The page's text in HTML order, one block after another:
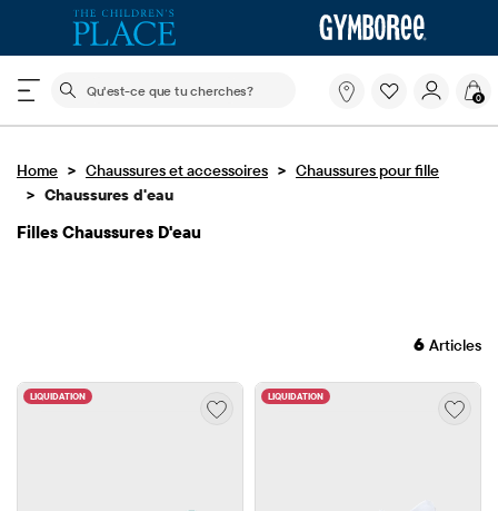
Le champ de recherche ci-dessous filtre les
Qu'est-
que
cherches?
0
Home > Chaussures et accessoires > Chaussures pour fille
> Chaussures d'eau
Filles Chaussures D'eau
6 Articles
LIQUIDATION LIQUIDATION